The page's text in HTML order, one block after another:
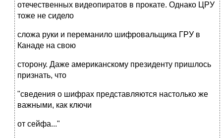
отечественных видеопиратов в прокате. Однако ЦРУ
тоже не сидело
сложа руки и переманило шифровальщика ГРУ в
Канаде на свою
сторону. Даже американскому президенту пришлось
признать, что
"сведения о шифрах представляются настолько же
важными, как ключи
от сейфа..."